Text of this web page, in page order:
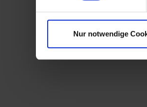
Nur notwendige